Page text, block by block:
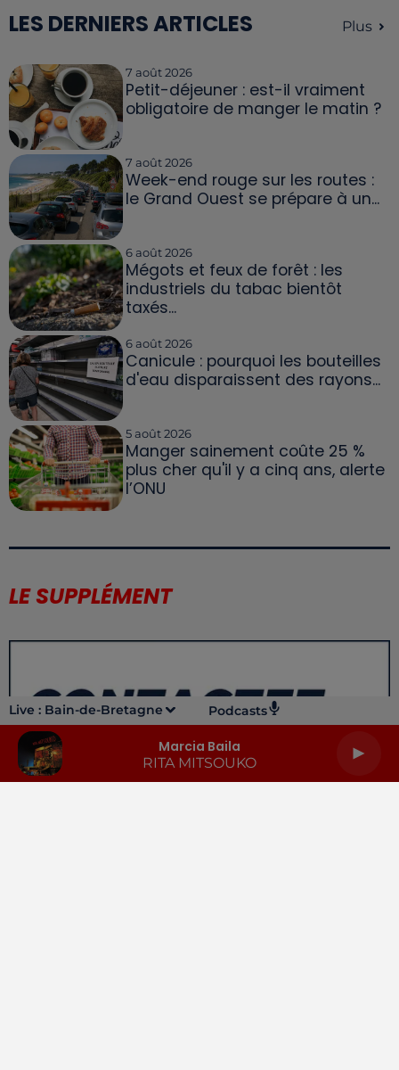
Live : Bain-de-Bretagne Podcasts
Marcia Baila
RITA MITSOUKO
LES DERNIERS ARTICLES Plus
7 août 2026
Petit-déjeuner : est-il vraiment
obligatoire de manger le matin ?
7 août 2026
Week-end rouge sur les routes :
le Grand Ouest se prépare à un...
6 août 2026
Mégots et feux de forêt : les
industriels du tabac bientôt
taxés...
6 août 2026
Canicule : pourquoi les bouteilles
d'eau disparaissent des rayons...
5 août 2026
Manger sainement coûte 25 %
plus cher qu'il y a cinq ans, alerte
l’ONU
LE SUPPLÉMENT